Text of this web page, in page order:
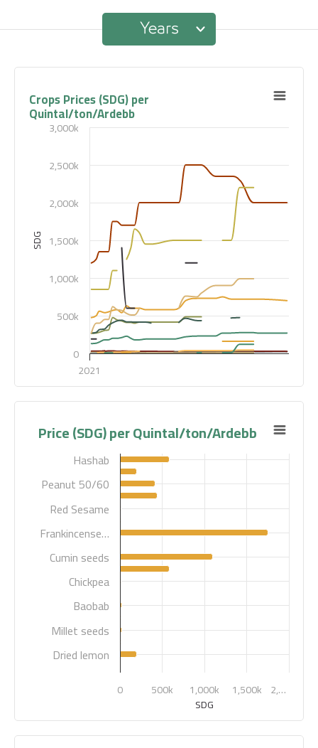
Years
SDG
Crops Prices (SDG) per
Quintal/ton/Ardebb
2021
0
500k
1,000k
1,500k
2,000k
2,500k
3,000k
SDG
Price (SDG) per Quintal/ton/Ardebb
0 500k 1,000k 1,500k 2,…
Hashab
Peanut 50/60
Red Sesame
Frankincense…
Cumin seeds
Chickpea
Baobab
Millet seeds
Dried lemon